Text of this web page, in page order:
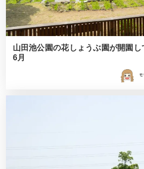
山田池公園の花しょうぶ園が開園
6月